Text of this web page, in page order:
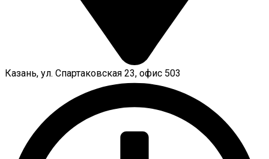
Казань, ул. Спартаковская 23, офис 503